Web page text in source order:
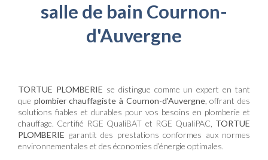
salle de bain Cournon-
d'Auvergne
TORTUE PLOMBERIE se distingue comme un expert en tant
que plombier chauffagiste à Cournon-d'Auvergne, offrant des
solutions fiables et durables pour vos besoins en plomberie et
chauffage. Certifié RGE QualiBAT et RGE QualiPAC, TORTUE
PLOMBERIE garantit des prestations conformes aux normes
environnementales et des économies d’énergie optimales.